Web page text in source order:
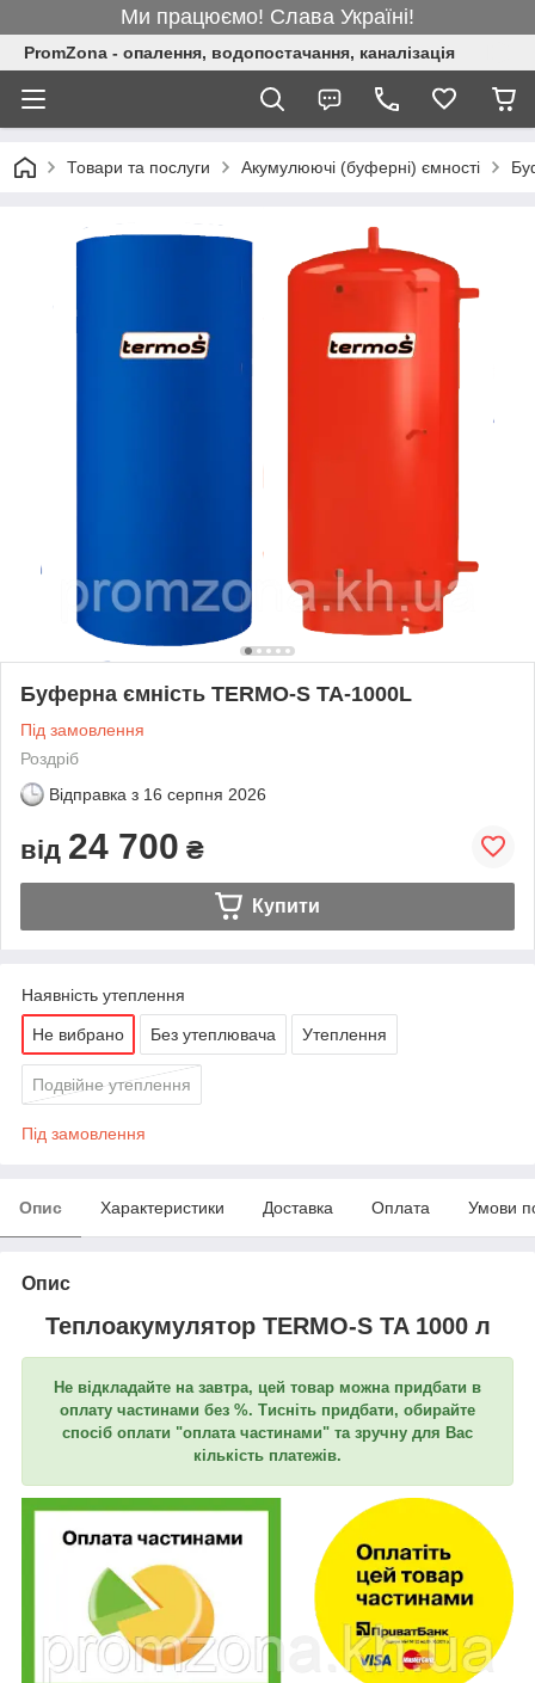
Ми працюємо! Слава Україні!
PromZona - опалення, водопостачання, каналізація
Товари та послуги Акумулюючі (буферні) ємності
Буферна ємність TERMO-S TA-1000L
Під замовлення
Роздріб
Відправка з 16 серпня 2026
від 24 700 ₴
Купити
Наявність утеплення
Не вибрано Без утеплювача Утеплення
Подвійне утеплення
Під замовлення
Опис Характеристики Доставка Оплата Умови
Опис
Теплоакумулятор TERMO-S TA 1000 л
Не відкладайте на завтра, цей товар можна придбати в
оплату частинами без %. Тисніть придбати, обирайте
спосіб оплати "оплата частинами" та зручну для Вас
кількість платежів.